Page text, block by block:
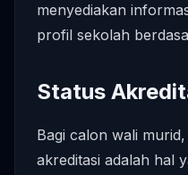
menyediakan
profil sekolah
Status
Bagi calon wali
akreditasi adalah hal